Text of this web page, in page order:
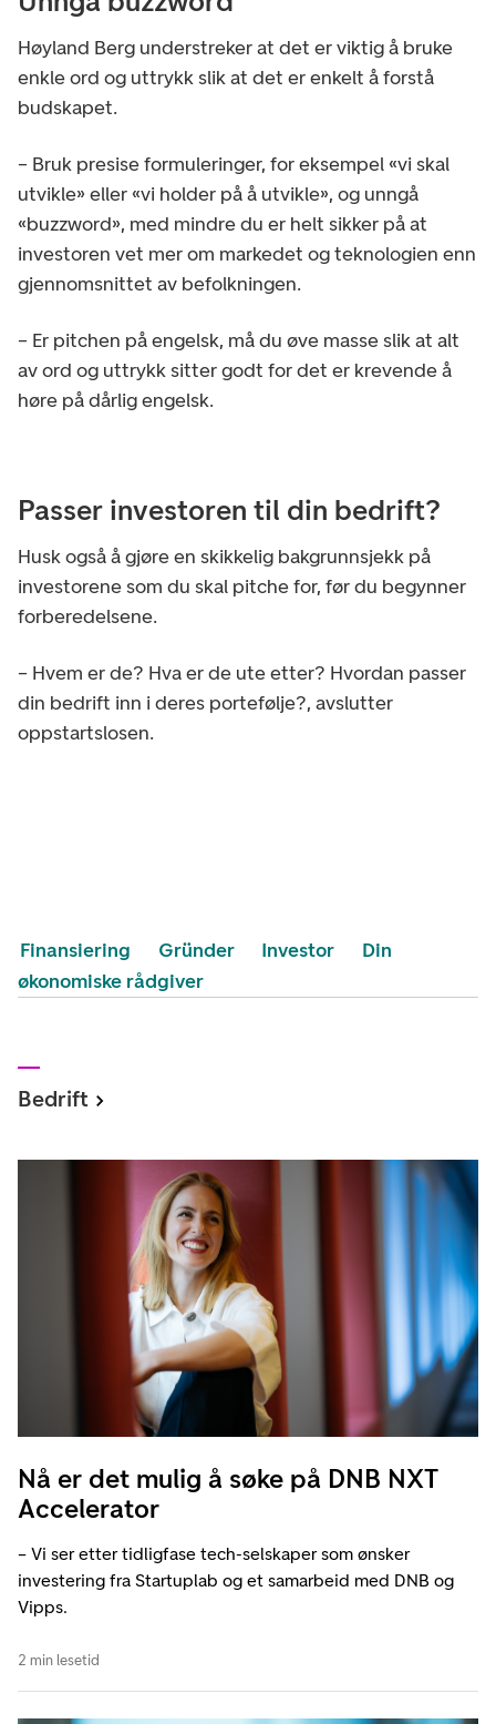
Høyland Berg understreker at det er viktig å bruke
enkle ord og uttrykk slik at det er enkelt å forstå
budskapet.
– Bruk presise formuleringer, for eksempel «vi skal
utvikle» eller «vi holder på å utvikle», og unngå
«buzzword», med mindre du er helt sikker på at
investoren vet mer om markedet og teknologien enn
gjennomsnittet av befolkningen.
– Er pitchen på engelsk, må du øve masse slik at alt
av ord og uttrykk sitter godt for det er krevende å
høre på dårlig engelsk.
Passer investoren til din bedrift?
Husk også å gjøre en skikkelig bakgrunnsjekk på
investorene som du skal pitche for, før du begynner
forberedelsene.
– Hvem er de? Hva er de ute etter? Hvordan passer
din bedrift inn i deres portefølje?, avslutter
oppstartslosen.
Finansiering Gründer Investor
Din
økonomiske rådgiver
Bedrift
Nå er det mulig å søke på DNB NXT
Accelerator
– Vi ser etter tidligfase tech-selskaper som ønsker
investering fra Startuplab og et samarbeid med DNB og
Vipps.
2 min lesetid